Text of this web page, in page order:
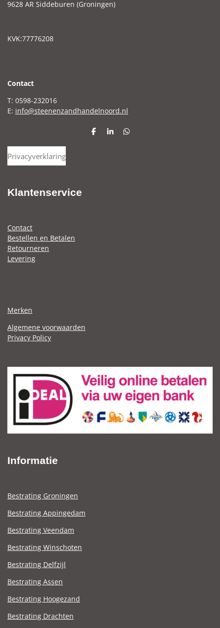
9628 AR Siddeburen (Groningen)
KVK:77776208
Contact
T: 0598-232016
E: info@steenenzandhandelnoord.nl
D
S
D
Privacyverklaring
Klantenservice
Contact
Bestellen en Betalen
Retourneren
Levering
Merken
Algemene voorwaarden
Privacy Policy
Informatie
Bestrating Groningen
Bestrating Appingedam
Bestrating Veendam
Bestrating Winschoten
Bestrating Delfzijl
Bestrating Assen
Bestrating Hoogezand
Bestrating Drachten